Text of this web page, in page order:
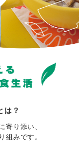
は？
り添い、
組みです。